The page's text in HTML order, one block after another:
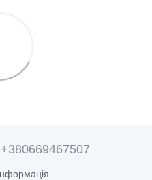
+380669467507